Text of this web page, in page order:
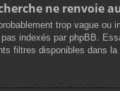
ne renvoie
trop vague ou
indexés par phpBB.
filtres disponibles dans